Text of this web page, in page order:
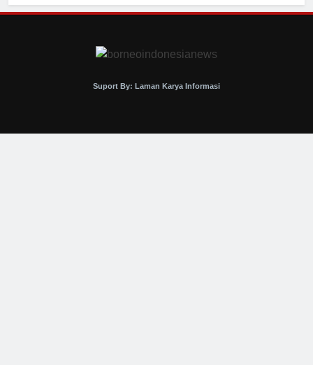
Suport By: Laman Karya Informasi